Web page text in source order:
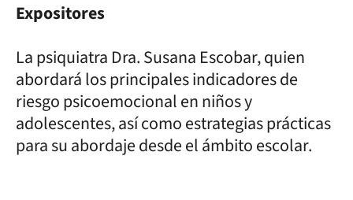
Expositores
La psiquiatra Dra. Susana Escobar, quien
abordará los principales indicadores de
riesgo psicoemocional en niños y
adolescentes, así como estrategias prácticas
para su abordaje desde el ámbito escolar.